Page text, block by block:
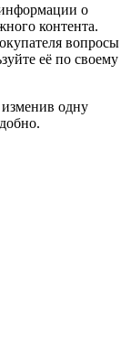
о
контента.
вопросы
её по своему
одну